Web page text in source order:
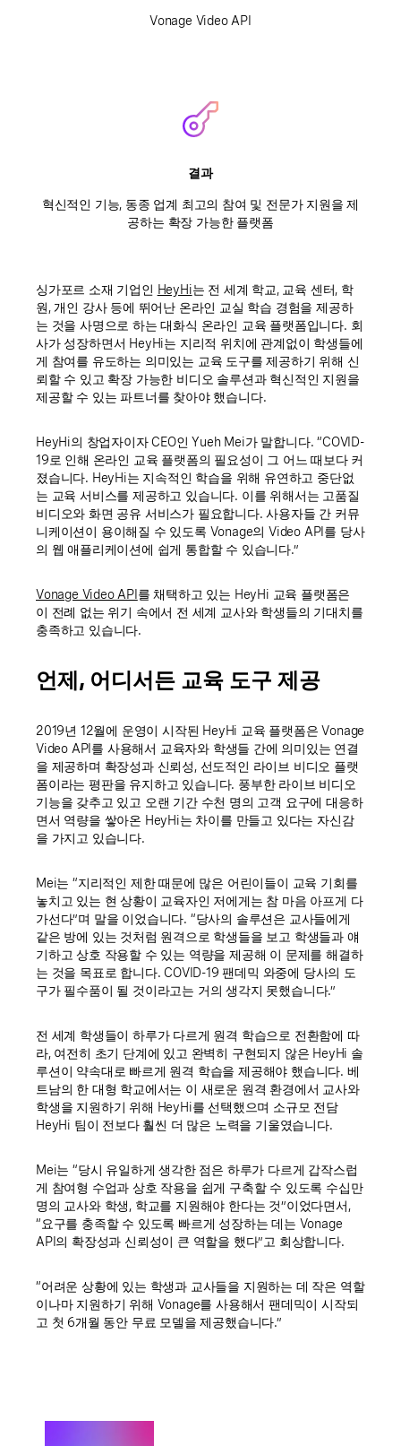
Vonage Video API
결과
혁신적인 기능, 동종 업계 최고의 참여 및 전문가 지원을 제
공하는 확장 가능한 플랫폼
싱가포르 소재 기업인 HeyHi는 전 세계 학교, 교육 센터, 학
원, 개인 강사 등에 뛰어난 온라인 교실 학습 경험을 제공하
는 것을 사명으로 하는 대화식 온라인 교육 플랫폼입니다. 회
사가 성장하면서 HeyHi는 지리적 위치에 관계없이 학생들에
게 참여를 유도하는 의미있는 교육 도구를 제공하기 위해 신
뢰할 수 있고 확장 가능한 비디오 솔루션과 혁신적인 지원을
제공할 수 있는 파트너를 찾아야 했습니다.
HeyHi의 창업자이자 CEO인 Yueh Mei가 말합니다. “COVID-
19로 인해 온라인 교육 플랫폼의 필요성이 그 어느 때보다 커
졌습니다. HeyHi는 지속적인 학습을 위해 유연하고 중단없
는 교육 서비스를 제공하고 있습니다. 이를 위해서는 고품질
비디오와 화면 공유 서비스가 필요합니다. 사용자들 간 커뮤
니케이션이 용이해질 수 있도록 Vonage의 Video API를 당사
의 웹 애플리케이션에 쉽게 통합할 수 있습니다.”
Vonage Video API 를 채택하고 있는 HeyHi 교육 플랫폼은
이 전례 없는 위기 속에서 전 세계 교사와 학생들의 기대치를
충족하고 있습니다.
언제, 어디서든 교육 도구 제공
2019년 12월에 운영이 시작된 HeyHi 교육 플랫폼은 Vonage
Video API를 사용해서 교육자와 학생들 간에 의미있는 연결
을 제공하며 확장성과 신뢰성, 선도적인 라이브 비디오 플랫
폼이라는 평판을 유지하고 있습니다. 풍부한 라이브 비디오
기능을 갖추고 있고 오랜 기간 수천 명의 고객 요구에 대응하
면서 역량을 쌓아온 HeyHi는 차이를 만들고 있다는 자신감
을 가지고 있습니다.
Mei는 “지리적인 제한 때문에 많은 어린이들이 교육 기회를
놓치고 있는 현 상황이 교육자인 저에게는 참 마음 아프게 다
가선다”며 말을 이었습니다. “당사의 솔루션은 교사들에게
같은 방에 있는 것처럼 원격으로 학생들을 보고 학생들과 얘
기하고 상호 작용할 수 있는 역량을 제공해 이 문제를 해결하
는 것을 목표로 합니다. COVID-19 팬데믹 와중에 당사의 도
구가 필수품이 될 것이라고는 거의 생각지 못했습니다.”
전 세계 학생들이 하루가 다르게 원격 학습으로 전환함에 따
라, 여전히 초기 단계에 있고 완벽히 구현되지 않은 HeyHi 솔
루션이 약속대로 빠르게 원격 학습을 제공해야 했습니다. 베
트남의 한 대형 학교에서는 이 새로운 원격 환경에서 교사와
학생을 지원하기 위해 HeyHi를 선택했으며 소규모 전담
HeyHi 팀이 전보다 훨씬 더 많은 노력을 기울였습니다.
Mei는 “당시 유일하게 생각한 점은 하루가 다르게 갑작스럽
게 참여형 수업과 상호 작용을 쉽게 구축할 수 있도록 수십만
명의 교사와 학생, 학교를 지원해야 한다는 것”이었다면서,
“요구를 충족할 수 있도록 빠르게 성장하는 데는 Vonage
API의 확장성과 신뢰성이 큰 역할을 했다”고 회상합니다.
“어려운 상황에 있는 학생과 교사들을 지원하는 데 작은 역할
이나마 지원하기 위해 Vonage를 사용해서 팬데믹이 시작되
고 첫 6개월 동안 무료 모델을 제공했습니다.”